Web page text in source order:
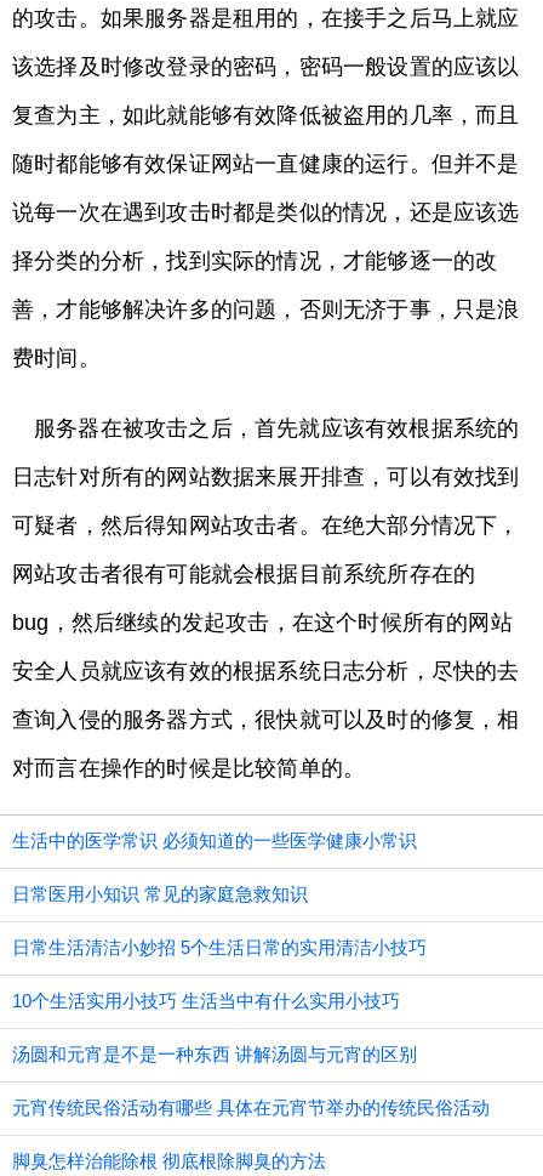
的攻击。如果服务器是租用的，在接手之后马上就应
该选择及时修改登录的密码，密码一般设置的应该以
复查为主，如此就能够有效降低被盗用的几率，而且
随时都能够有效保证网站一直健康的运行。但并不是
说每一次在遇到攻击时都是类似的情况，还是应该选
择分类的分析，找到实际的情况，才能够逐一的改
善，才能够解决许多的问题，否则无济于事，只是浪
费时间。
服务器在被攻击之后，首先就应该有效根据系统的
日志针对所有的网站数据来展开排查，可以有效找到
可疑者，然后得知网站攻击者。在绝大部分情况下，
网站攻击者很有可能就会根据目前系统所存在的
bug，然后继续的发起攻击，在这个时候所有的网站
安全人员就应该有效的根据系统日志分析，尽快的去
查询入侵的服务器方式，很快就可以及时的修复，相
对而言在操作的时候是比较简单的。
生活中的医学常识 必须知道的一些医学健康小常识
日常医用小知识 常见的家庭急救知识
日常生活清洁小妙招 5个生活日常的实用清洁小技巧
10个生活实用小技巧 生活当中有什么实用小技巧
汤圆和元宵是不是一种东西 讲解汤圆与元宵的区别
元宵传统民俗活动有哪些 具体在元宵节举办的传统民俗活动
脚臭怎样治能除根 彻底根除脚臭的方法